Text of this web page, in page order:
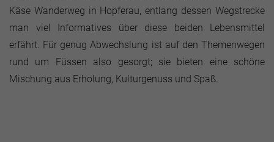
Käse Wanderweg in Hopferau, entlang dessen Wegstrecke
man viel Informatives über diese beiden Lebensmittel
erfährt. Für genug Abwechslung ist auf den Themenwegen
rund um Füssen also gesorgt; sie bieten eine schöne
Mischung aus Erholung, Kulturgenuss und Spaß.